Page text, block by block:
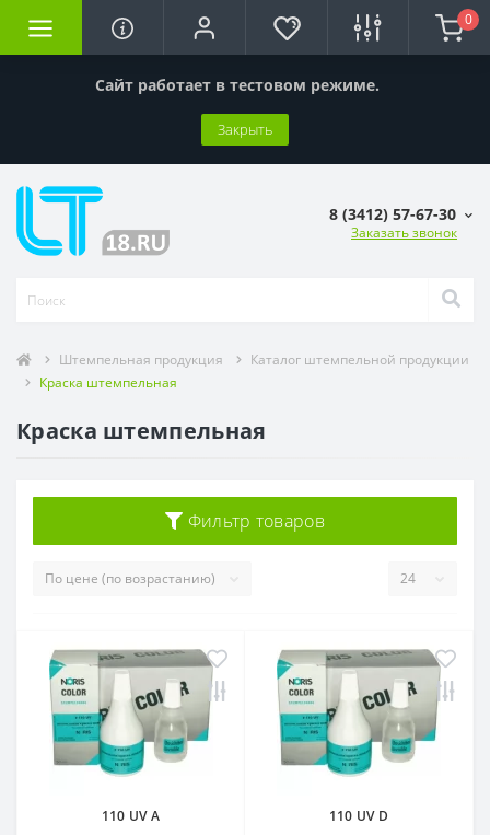
Сайт работает в тестовом режиме.
Закрыть
0
8 (3412) 57-67-30
Заказать звонок
Штемпельная продукция
Каталог штемпельной продукции
Краска штемпельная
Краска штемпельная
Фильтр товаров
110 UV A 110 UV D